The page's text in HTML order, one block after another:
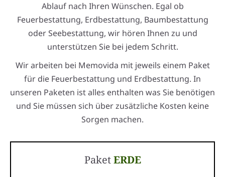
Ablauf nach Ihren Wünschen. Egal ob
Feuerbestattung, Erdbestattung, Baumbestattung
oder Seebestattung, wir hören Ihnen zu und
unterstützen Sie bei jedem Schritt.
Wir arbeiten bei Memovida mit jeweils einem Paket
für die Feuerbestattung und Erdbestattung. In
unseren Paketen ist alles enthalten was Sie benötigen
und Sie müssen sich über zusätzliche Kosten keine
Sorgen machen.
PaketERDE